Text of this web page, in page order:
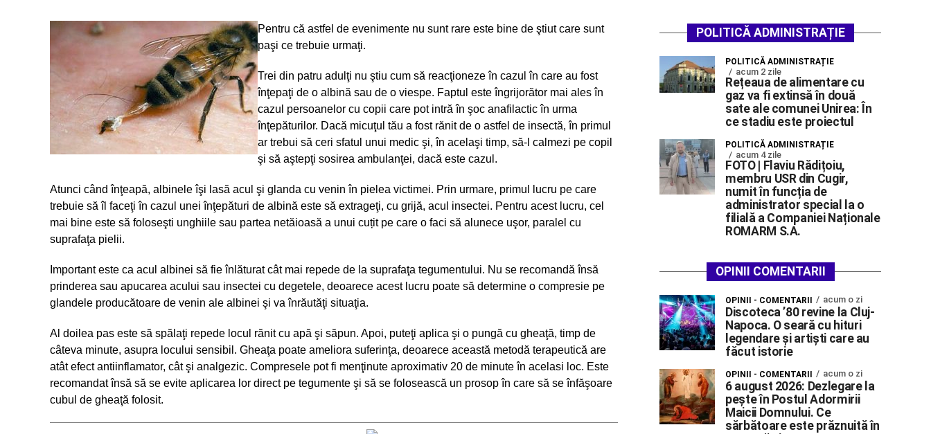
Pentru că astfel de evenimente nu sunt rare este bine de ştiut care sunt
paşi ce trebuie urmaţi.
Trei din patru adulţi nu ştiu cum să reacţioneze în cazul în care au fost
înţepaţi de o albină sau de o viespe. Faptul este îngrijorător mai ales în
cazul persoanelor cu copii care pot intră în şoc anafilactic în urma
înţepăturilor. Dacă micuţul tău a fost rănit de o astfel de insectă, în primul
ar trebui să ceri sfatul unui medic şi, în acelaşi timp, să-l calmezi pe copil
şi să aştepţi sosirea ambulanţei, dacă este cazul.
Atunci când înţeapă, albinele îşi lasă acul şi glanda cu venin în pielea victimei. Prin urmare, primul lucru pe care
trebuie să îl faceţi în cazul unei înţepături de albină este să extrageţi, cu grijă, acul insectei. Pentru acest lucru, cel
mai bine este să foloseşti unghiile sau partea netăioasă a unui cuțit pe care o faci să alunece uşor, paralel cu
suprafaţa pielii.
Important este ca acul albinei să fie înlăturat cât mai repede de la suprafaţa tegumentului. Nu se recomandă însă
prinderea sau apucarea acului sau insectei cu degetele, deoarece acest lucru poate să determine o compresie pe
glandele producătoare de venin ale albinei şi va înrăutăţi situaţia.
Al doilea pas este să spălaţi repede locul rănit cu apă şi săpun. Apoi, puteţi aplica şi o pungă cu gheaţă, timp de
câteva minute, asupra locului sensibil. Gheaţa poate ameliora suferinţa, deoarece această metodă terapeutică are
atât efect antiinflamator, cât şi analgezic. Compresele pot fi menţinute aproximativ 20 de minute în acelasi loc. Este
recomandat însă să se evite aplicarea lor direct pe tegumente şi să se folosească un prosop în care să se înfăşoare
cubul de gheaţă folosit.
POLITICĂ ADMINISTRAȚIE
POLITICĂ ADMINISTRAȚIE
acum 2 zile
Rețeaua de alimentare cu
gaz va fi extinsă în două
sate ale comunei Unirea: În
ce stadiu este proiectul
POLITICĂ ADMINISTRAȚIE
acum 4 zile
FOTO | Flaviu Rădițoiu,
membru USR din Cugir,
numit în funcția de
administrator special la o
filială a Companiei Naționale
ROMARM S.A.
OPINII COMENTARII
OPINII - COMENTARII acum o zi
Discoteca ’80 revine la Cluj-
Napoca. O seară cu hituri
legendare și artiști care au
făcut istorie
OPINII - COMENTARII acum o zi
6 august 2026: Dezlegare la
pește în Postul Adormirii
Maicii Domnului. Ce
sărbătoare este prăznuită în